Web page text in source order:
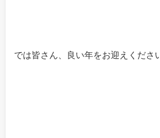
では皆さん、良い年をお迎えくださ